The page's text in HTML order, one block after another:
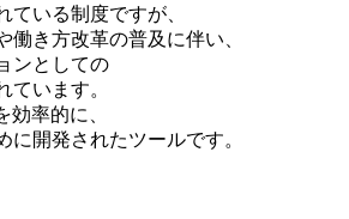
ている制度ですが、
働き方改革の普及に伴い、
ンとしての
ています。
効率的に、
に開発されたツールです。